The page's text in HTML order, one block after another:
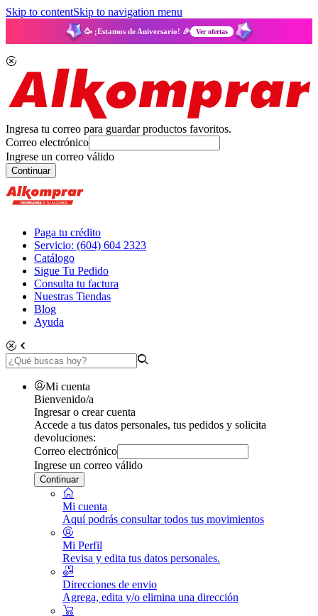
Skip to contentSkip to navigation menu
🥳 ¡Estamos de Aniversario! 🎉 Ver ofertas
Ingresa tu correo para guardar productos favoritos.
Correo electrónico
Ingrese un correo válido
Continuar
Paga tu crédito
Servicio: (604) 604 2323
Catálogo
Sigue Tu Pedido
Consulta tu factura
Nuestras Tiendas
Blog
Ayuda
Mi cuenta
Bienvenido/a
Ingresar o crear cuenta
Accede a tus datos personales, tus pedidos y solicita
devoluciones:
Correo electrónico
Ingrese un correo válido
Continuar
Mi cuenta
Aquí podrás consultar todos tus movimientos
Mi Perfil
Revisa y edita tus datos personales.
Direcciones de envio
Agrega, edita y/o elimina una dirección